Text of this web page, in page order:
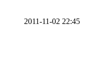
2011-11-02 22:45